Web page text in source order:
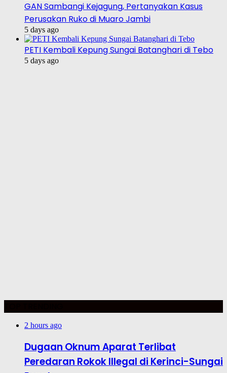
GAN Sambangi Kejagung, Pertanyakan Kasus
Perusakan Ruko di Muaro Jambi
5 days ago
PETI Kembali Kepung Sungai Batanghari di Tebo
5 days ago
2 hours ago
Dugaan Oknum Aparat Terlibat
Peredaran Rokok Illegal di Kerinci-Sungai